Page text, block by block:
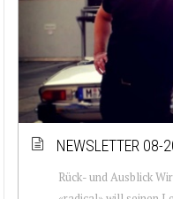
NEWSLETTER 08-
Rück- und Ausblick